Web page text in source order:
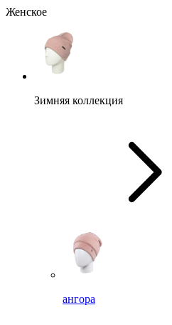
Женское
Зимняя коллекция
ангора